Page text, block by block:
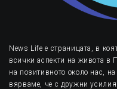
News Life е страницата, в
всички аспекти на живота в
на позитивното около нас,
вярваме, че с дружни